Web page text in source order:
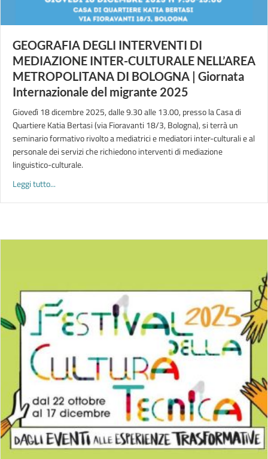
GEOGRAFIA DEGLI INTERVENTI DI
MEDIAZIONE INTER-CULTURALE NELL’AREA
METROPOLITANA DI BOLOGNA | Giornata
Internazionale del migrante 2025
Giovedì 18 dicembre 2025, dalle 9.30 alle 13.00, presso la Casa di
Quartiere Katia Bertasi (via Fioravanti 18/3, Bologna), si terrà un
seminario formativo rivolto a mediatrici e mediatori inter-culturali e al
personale dei servizi che richiedono interventi di mediazione
linguistico-culturale.
Leggi tutto...